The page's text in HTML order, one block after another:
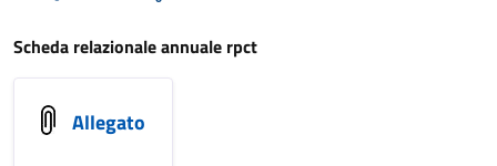
Scheda relazionale annuale rpct
Allegato